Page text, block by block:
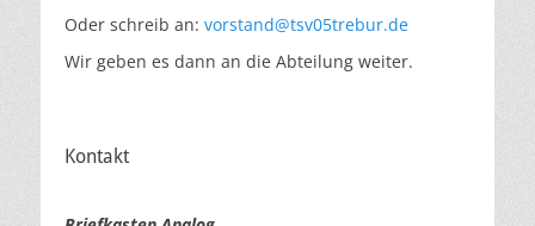
Oder schreib an: vorstand@tsv05trebur.de
Wir geben es dann an die Abteilung weiter.
Kontakt